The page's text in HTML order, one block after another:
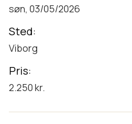
søn, 03/05/2026
Sted
Viborg
Pris
2.250 kr.